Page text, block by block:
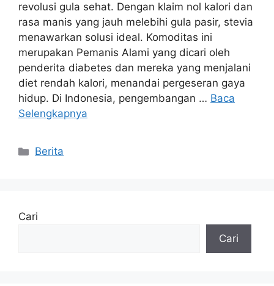
revolusi gula sehat. Dengan klaim nol kalori dan
rasa manis yang jauh melebihi gula pasir, stevia
menawarkan solusi ideal. Komoditas ini
merupakan Pemanis Alami yang dicari oleh
penderita diabetes dan mereka yang menjalani
diet rendah kalori, menandai pergeseran gaya
hidup. Di Indonesia, pengembangan … Baca
Selengkapnya
Kategori
Berita
Cari
Cari